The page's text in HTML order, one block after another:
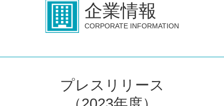
企業情報
CORPORATE INFORMATION
プレスリリース